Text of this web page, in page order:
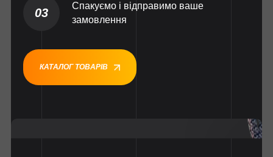
03
Спакуємо і відправимо ваше
замовлення
КАТАЛОГ ТОВАРІВ